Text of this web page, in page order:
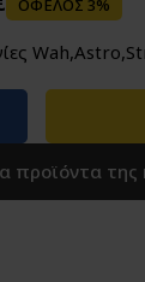
ΟΦΕΛΟΣ 3%
προϊόντα της